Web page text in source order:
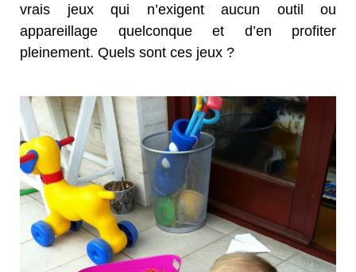
vrais jeux qui n’exigent aucun outil ou
appareillage quelconque et d’en profiter
pleinement. Quels sont ces jeux ?